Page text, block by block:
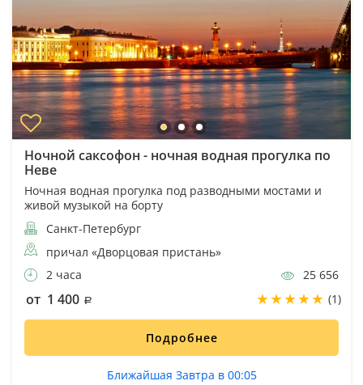
Ночной саксофон - ночная водная прогулка по
Неве
Ночная водная прогулка под разводными мостами и
живой музыкой на борту
Санкт-Петербург
причал «Дворцовая пристань»
2 часа
25 656
от 1 400 (1)
Подробнее
Ближайшая Завтра в 00:05